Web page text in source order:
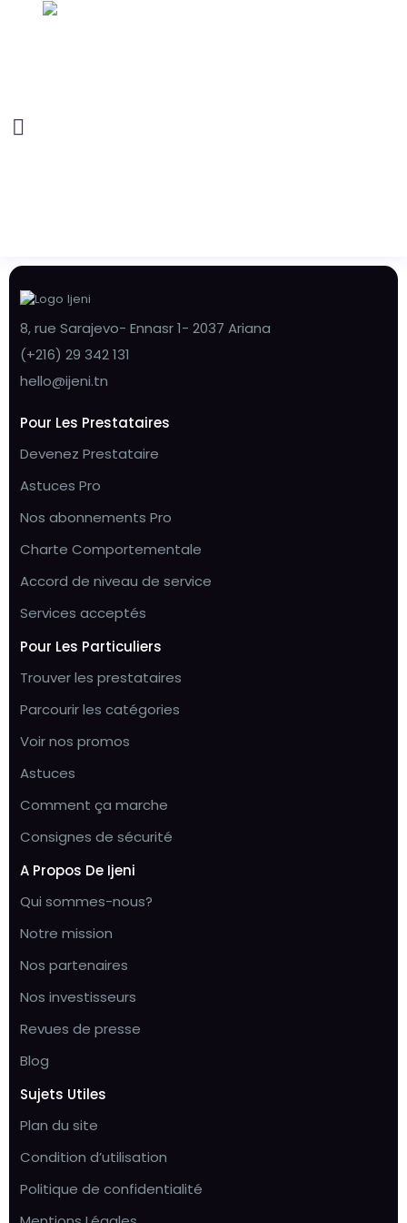
8, rue Sarajevo- Ennasr 1- 2037 Ariana
(+216) 29 342 131
hello@ijeni.tn
Pour Les Prestataires
Devenez Prestataire
Astuces Pro
Nos abonnements Pro
Charte Comportementale
Accord de niveau de service
Services acceptés
Pour Les Particuliers
Trouver les prestataires
Parcourir les catégories
Voir nos promos
Astuces
Comment ça marche
Consignes de sécurité
A Propos De Ijeni
Qui sommes-nous?
Notre mission
Nos partenaires
Nos investisseurs
Revues de presse
Blog
Sujets Utiles
Plan du site
Condition d’utilisation
Politique de confidentialité